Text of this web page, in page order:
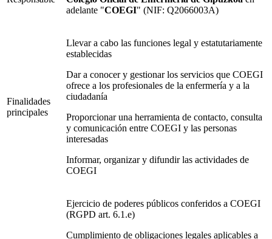
adelante "COEGI" (NIF: Q2066003A)
Finalidades
principales
Llevar a cabo las funciones legal y estatutariamente
establecidas
Dar a conocer y gestionar los servicios que COEGI
ofrece a los profesionales de la enfermería y a la
ciudadanía
Proporcionar una herramienta de contacto, consulta
y comunicación entre COEGI y las personas
interesadas
Informar, organizar y difundir las actividades de
COEGI
Ejercicio de poderes públicos conferidos a COEGI
(RGPD art. 6.1.e)
Cumplimiento de obligaciones legales aplicables a